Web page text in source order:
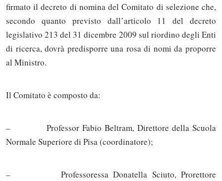
firmato il decreto di nomina del Comitato di selezione che,
secondo quanto previsto dall’articolo 11 del decreto
legislativo 213 del 31 dicembre 2009 sul riordino degli Enti
di ricerca, dovrà predisporre una rosa di nomi da proporre
al Ministro.
Il Comitato è composto da:
– Professor Fabio Beltram, Direttore della Scuola
Normale Superiore di Pisa (coordinatore);
– Professoressa Donatella Sciuto, Prorettore